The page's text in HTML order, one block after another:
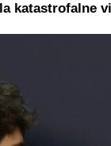
katastrofalne